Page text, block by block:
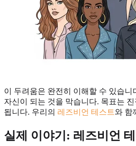
이 두려움은 완전히 이해할 수 있습
자신이 되는 것을 막습니다. 목표는
됩니다. 우리의 레즈비언 테스트 와 함
실제 이야기: 레즈비언